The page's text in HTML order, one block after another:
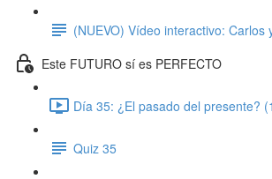
(NUEVO) Vídeo interactivo: Carlos
Este FUTURO sí es PERFECTO
Día 35: ¿El pasado del presente?
Quiz 35